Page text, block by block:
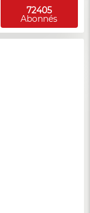
72405
Abonnés